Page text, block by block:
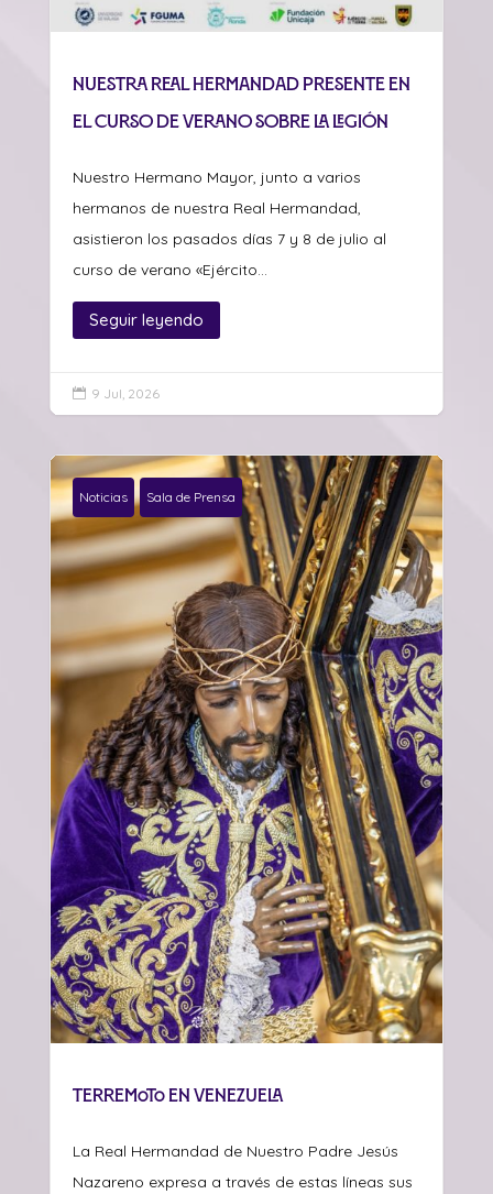
Nuestra Real Hermandad presente en
el curso de verano sobre La Legión
Nuestro Hermano Mayor, junto a varios
hermanos de nuestra Real Hermandad,
asistieron los pasados días 7 y 8 de julio al
curso de verano «Ejército...
Seguir leyendo
 9 Jul, 2026
Noticias Sala de Prensa
Terremoto en Venezuela
La Real Hermandad de Nuestro Padre Jesús
Nazareno expresa a través de estas líneas sus